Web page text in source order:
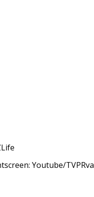
Youtube/TVPRva